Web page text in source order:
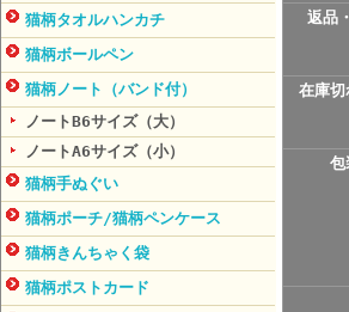
猫柄タオルハンカチ
猫柄ボールペン
猫柄ノート（バンド付）
ノートB6サイズ（大）
ノートA6サイズ（小）
猫柄手ぬぐい
猫柄ポーチ/猫柄ペンケース
猫柄きんちゃく袋
猫柄ポストカード
返品
在庫切
包